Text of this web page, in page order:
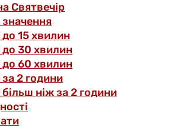
Святвечір
15 хвилин
30 хвилин
60 хвилин
2 години
ніж за 2 години